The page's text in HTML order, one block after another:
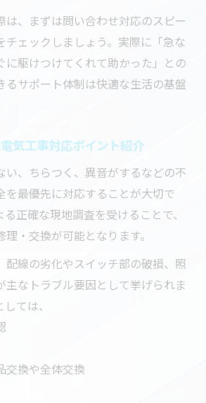
は、まずは問い合わせ対応のスピー
チェックしましょう。実際に「急な
に駆けつけてくれて助かった」との
るサポート体制は快適な生活の基盤
気工事対応ポイント紹介
い、ちらつく、異音がするなどの不
を最優先に対応することが大切で
正確な現地調査を受けることで、
・交換が可能となります。
配線の劣化やスイッチ部の破損、照
主なトラブル要因として挙げられま
ては、
交換や全体交換